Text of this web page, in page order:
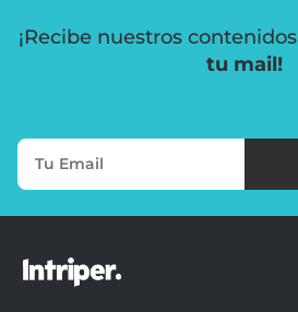
¡Recibe nuestros contenidos
tu mail!